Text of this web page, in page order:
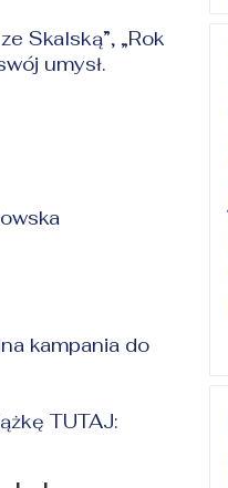
Skalską”, „Rok
umysł.
kampania do
TUTAJ: